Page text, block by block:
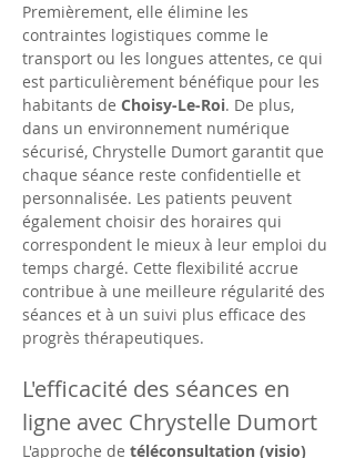
Premièrement, elle élimine les
contraintes logistiques comme le
transport ou les longues attentes, ce qui
est particulièrement bénéfique pour les
habitants de Choisy-Le-Roi. De plus,
dans un environnement numérique
sécurisé, Chrystelle Dumort garantit que
chaque séance reste confidentielle et
personnalisée. Les patients peuvent
également choisir des horaires qui
correspondent le mieux à leur emploi du
temps chargé. Cette flexibilité accrue
contribue à une meilleure régularité des
séances et à un suivi plus efficace des
progrès thérapeutiques.
L'efficacité des séances en
ligne avec Chrystelle Dumort
L'approche de téléconsultation (visio)